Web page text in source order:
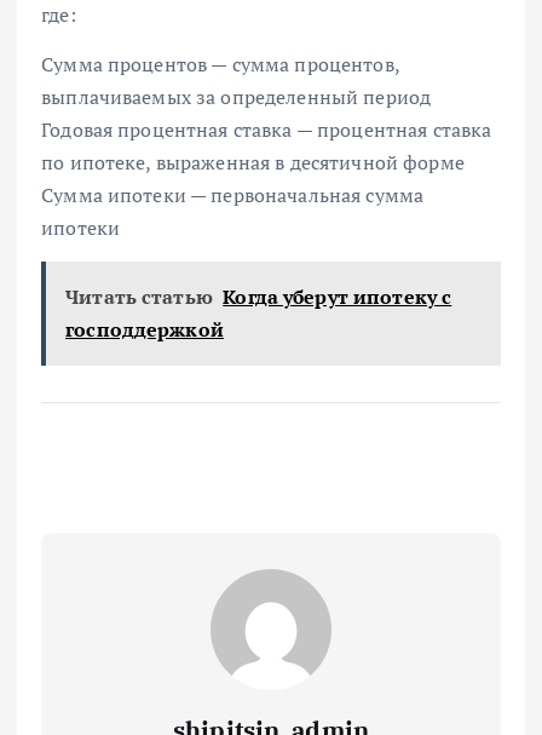
где:
Сумма процентов — сумма процентов,
выплачиваемых за определенный период
Годовая процентная ставка — процентная ставка
по ипотеке, выраженная в десятичной форме
Сумма ипотеки — первоначальная сумма
ипотеки
Читать статью Когда уберут ипотеку с
господдержкой